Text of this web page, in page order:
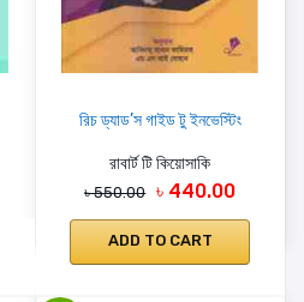
রিচ ড্যাড’স গাইড টু ইনভেস্টিং
রাবার্ট টি কিয়োসাকি
৳ 550.00 ৳ 440.00
ADD TO CART